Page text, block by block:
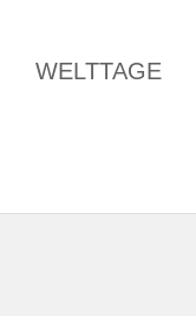
WELTTAGE